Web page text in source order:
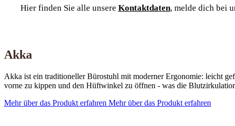
Hier finden Sie alle unsere Kontaktdaten, melde dich bei
Akka
Akka ist ein traditioneller Bürostuhl mit moderner Ergonomie: leicht
vorne zu kippen und den Hüftwinkel zu öffnen - was die
Mehr über das Produkt erfahren Mehr über das Produkt erfahren